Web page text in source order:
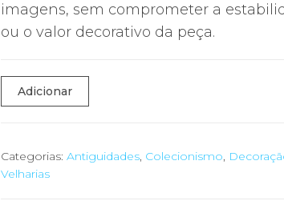
imagens, sem comprometer a
ou o valor decorativo da peça.
Quantidade
de
Jarro
Cerâmica
Adicionar
Categorias: Antiguidades, Colecionismo,
Velharias